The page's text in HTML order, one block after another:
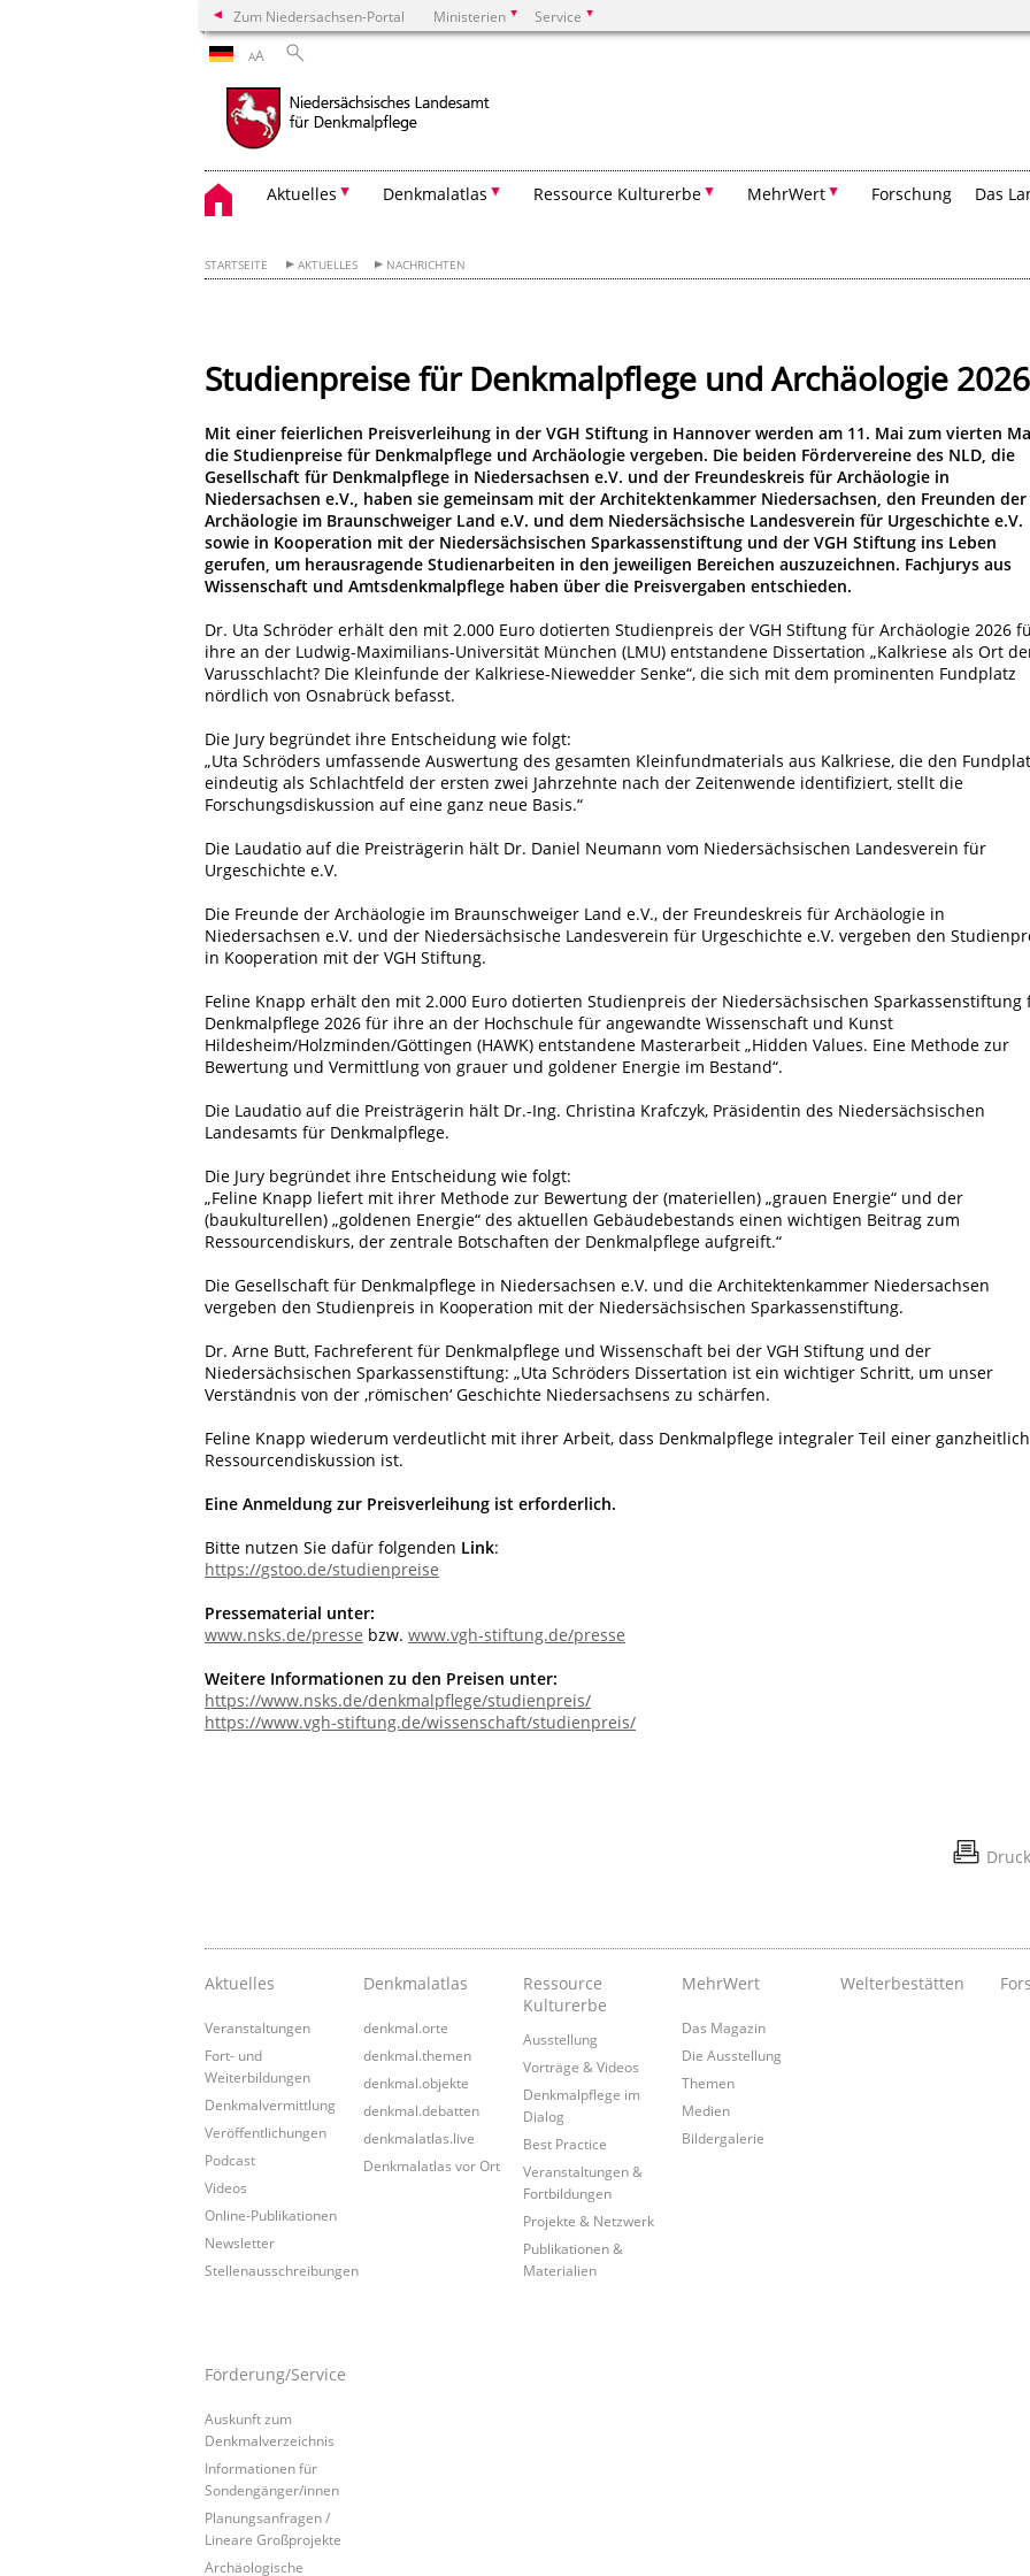
Zum Niedersachsen-Portal Ministerien Service
AA
Aktuelles Denkmalatlas Ressource Kulturerbe MehrWert Forschung Das
STARTSEITE AKTUELLES NACHRICHTEN
Studienpreise für Denkmalpflege und Archäologie 2026
Mit einer feierlichen Preisverleihung in der VGH Stiftung in Hannover werden am 11. Mai zum vierten
die Studienpreise für Denkmalpflege und Archäologie vergeben. Die beiden Fördervereine des NLD, die
Gesellschaft für Denkmalpflege in Niedersachsen e.V. und der Freundeskreis für Archäologie in
Niedersachsen e.V., haben sie gemeinsam mit der Architektenkammer Niedersachsen, den Freunden der
Archäologie im Braunschweiger Land e.V. und dem Niedersächsische Landesverein für Urgeschichte e.V.
sowie in Kooperation mit der Niedersächsischen Sparkassenstiftung und der VGH Stiftung ins Leben
gerufen, um herausragende Studienarbeiten in den jeweiligen Bereichen auszuzeichnen. Fachjurys aus
Wissenschaft und Amtsdenkmalpflege haben über die Preisvergaben entschieden.
Dr. Uta Schröder erhält den mit 2.000 Euro dotierten Studienpreis der VGH Stiftung für Archäologie 2026
ihre an der Ludwig-Maximilians-Universität München (LMU) entstandene Dissertation „Kalkriese als Ort
Varusschlacht? Die Kleinfunde der Kalkriese-Niewedder Senke“, die sich mit dem prominenten Fundplatz
nördlich von Osnabrück befasst.
Die Jury begründet ihre Entscheidung wie folgt:
„Uta Schröders umfassende Auswertung des gesamten Kleinfundmaterials aus Kalkriese, die den
eindeutig als Schlachtfeld der ersten zwei Jahrzehnte nach der Zeitenwende identifiziert, stellt die
Forschungsdiskussion auf eine ganz neue Basis.“
Die Laudatio auf die Preisträgerin hält Dr. Daniel Neumann vom Niedersächsischen Landesverein für
Urgeschichte e.V.
Die Freunde der Archäologie im Braunschweiger Land e.V., der Freundeskreis für Archäologie in
Niedersachsen e.V. und der Niedersächsische Landesverein für Urgeschichte e.V. vergeben den
in Kooperation mit der VGH Stiftung.
Feline Knapp erhält den mit 2.000 Euro dotierten Studienpreis der Niedersächsischen Sparkassenstiftung
Denkmalpflege 2026 für ihre an der Hochschule für angewandte Wissenschaft und Kunst
Hildesheim/Holzminden/Göttingen (HAWK) entstandene Masterarbeit „Hidden Values. Eine Methode zur
Bewertung und Vermittlung von grauer und goldener Energie im Bestand“.
Die Laudatio auf die Preisträgerin hält Dr.-Ing. Christina Krafczyk, Präsidentin des Niedersächsischen
Landesamts für Denkmalpflege.
Die Jury begründet ihre Entscheidung wie folgt:
„Feline Knapp liefert mit ihrer Methode zur Bewertung der (materiellen) „grauen Energie“ und der
(baukulturellen) „goldenen Energie“ des aktuellen Gebäudebestands einen wichtigen Beitrag zum
Ressourcendiskurs, der zentrale Botschaften der Denkmalpflege aufgreift.“
Die Gesellschaft für Denkmalpflege in Niedersachsen e.V. und die Architektenkammer Niedersachsen
vergeben den Studienpreis in Kooperation mit der Niedersächsischen Sparkassenstiftung.
Dr. Arne Butt, Fachreferent für Denkmalpflege und Wissenschaft bei der VGH Stiftung und der
Niedersächsischen Sparkassenstiftung: „Uta Schröders Dissertation ist ein wichtiger Schritt, um unser
Verständnis von der ‚römischen‘ Geschichte Niedersachsens zu schärfen.
Feline Knapp wiederum verdeutlicht mit ihrer Arbeit, dass Denkmalpflege integraler Teil einer
Ressourcendiskussion ist.
Eine Anmeldung zur Preisverleihung ist erforderlich.
Bitte nutzen Sie dafür folgenden Link:
https://gstoo.de/studienpreise
Pressematerial unter:
www.nsks.de/presse bzw. www.vgh-stiftung.de/presse
Weitere Informationen zu den Preisen unter:
https://www.nsks.de/denkmalpflege/studienpreis/
https://www.vgh-stiftung.de/wissenschaft/studienpreis/
Aktuelles
Veranstaltungen
Fort- und
Weiterbildungen
Denkmalvermittlung
Veröffentlichungen
Podcast
Videos
Online-Publikationen
Newsletter
Stellenausschreibungen
Denkmalatlas
denkmal.orte
denkmal.themen
denkmal.objekte
denkmal.debatten
denkmalatlas.live
Denkmalatlas vor Ort
Ressource
Kulturerbe
Ausstellung
Vorträge & Videos
Denkmalpflege im
Dialog
Best Practice
Veranstaltungen &
Fortbildungen
Projekte & Netzwerk
Publikationen &
Materialien
MehrWert
Das Magazin
Die Ausstellung
Themen
Medien
Bildergalerie
Welterbestätten
Förderung/Service
Auskunft zum
Denkmalverzeichnis
Informationen für
Sondengänger/innen
Planungsanfragen /
Lineare Großprojekte
Archäologische